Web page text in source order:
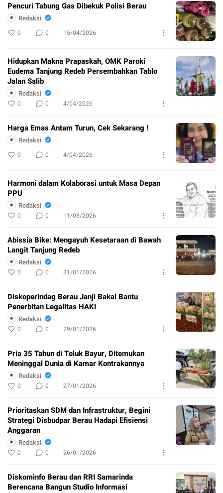
Pencuri Tabung Gas Dibekuk Polisi Berau
Redaksi
0 0 15/04/2026
Hidupkan Makna Prapaskah, OMK Paroki
Eudema Tanjung Redeb Persembahkan Tablo
Jalan Salib
Redaksi
0 0 4/04/2026
Harga Emas Antam Turun, Cek Sekarang !
Redaksi
0 0 4/04/2026
Harmoni dalam Kolaborasi untuk Masa Depan
PPU
Redaksi
0 0 11/03/2026
Abissia Bike: Mengayuh Kesetaraan di Bawah
Langit Tanjung Redeb
Redaksi
0 0 31/01/2026
Diskoperindag Berau Janji Bakal Bantu
Penerbitan Legalitas HAKI
Redaksi
0 0 29/01/2026
Pria 35 Tahun di Teluk Bayur, Ditemukan
Meninggal Dunia di Kamar Kontrakannya
Redaksi
0 0 27/01/2026
Prioritaskan SDM dan Infrastruktur, Begini
Strategi Disbudpar Berau Hadapi Efisiensi
Anggaran
Redaksi
0 0 26/01/2026
Diskominfo Berau dan RRI Samarinda
Berencana Bangun Studio Informasi